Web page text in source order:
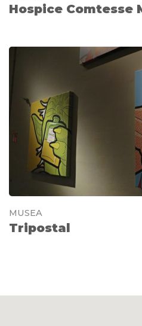
Hospice Comtesse
MUSEA
Tripostal